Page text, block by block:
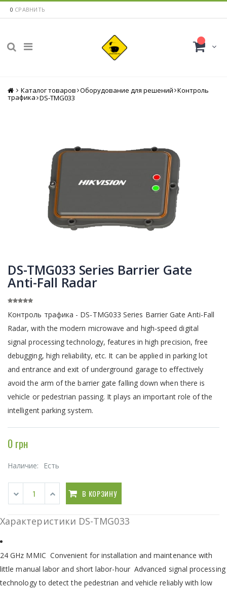
0 СРАВНИТЬ
Главная
Каталог товаров Оборудование для решений Контроль
трафика DS-TMG033
DS-TMG033 Series Barrier Gate
Anti-Fall Radar
Контроль трафика - DS-TMG033 Series Barrier Gate Anti-Fall
Radar, with the modern microwave and high-speed digital
signal processing technology, features in high precision, free
debugging, high reliability, etc. It can be applied in parking lot
and entrance and exit of underground garage to effectively
avoid the arm of the barrier gate falling down when there is
vehicle or pedestrian passing. It plays an important role of the
intelligent parking system.
0 грн
Наличие: Есть
В КОРЗИНУ
Характеристики DS-TMG033
24 GHz MMIC Convenient for installation and maintenance with
little manual labor and short labor-hour Advanced signal processing
technology to detect the pedestrian and vehicle reliably with low